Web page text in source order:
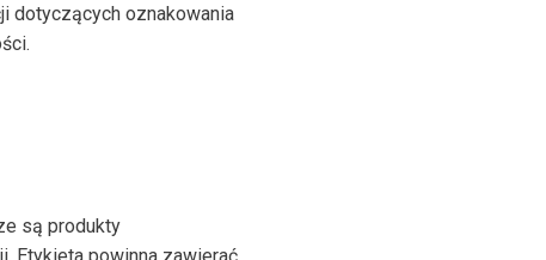
dotyczących oznakowania
są produkty
Etykieta powinna zawierać